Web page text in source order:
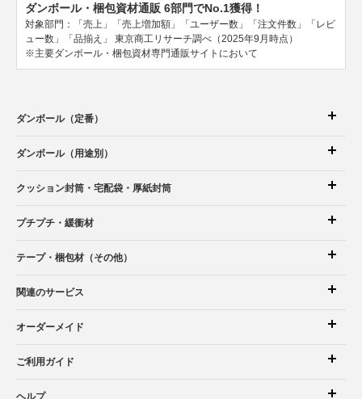
ダンボール・梱包資材通販 6部門でNo.1獲得！
対象部門：「売上」「売上増加額」「ユーザー数」「注文件数」「レビ
ュー数」「品揃え」
東京商工リサーチ調べ（2025年9月時点）
※主要ダンボール・梱包資材専門通販サイトにおいて
ダンボール（定番）
ダンボール（用途別）
クッション封筒 ・宅配袋 ・厚紙封筒
プチプチ・緩衝材
テープ・梱包材（その他）
関連のサービス
オーダーメイド
ご利用ガイド
ヘルプ